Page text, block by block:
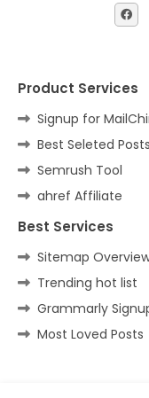
Product Services
Signup for
Best Seleted Posts
Semrush Tool
ahref Affiliate
Best Services
Sitemap
Trending hot list
Grammarly
Most Loved Posts